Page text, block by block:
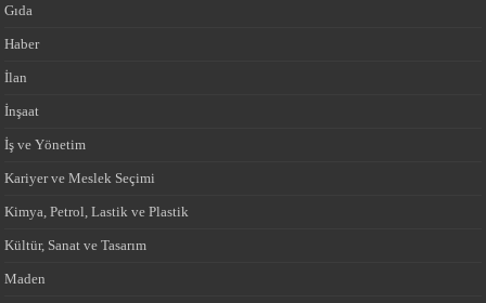
Gıda
Haber
İlan
İnşaat
İş ve Yönetim
Kariyer ve Meslek Seçimi
Kimya, Petrol, Lastik ve Plastik
Kültür, Sanat ve Tasarım
Maden